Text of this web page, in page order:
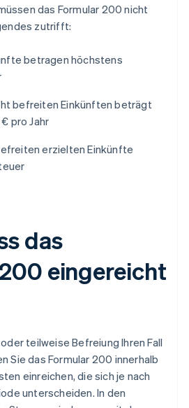
das Formular 200 nicht
zutrifft:
betragen höchstens
befreiten Einkünften beträgt
pro Jahr
erzielten Einkünfte
das
eingereicht
teilweise Befreiung Ihren Fall
Sie das Formular 200 innerhalb
einreichen, die sich je nach
unterscheiden. In den